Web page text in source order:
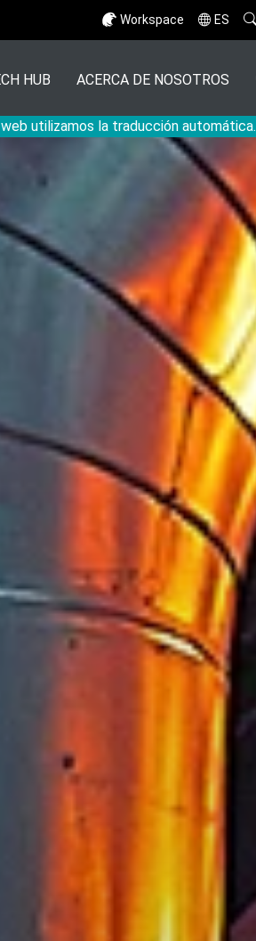
Workspace ES
utilizamos la traducción automática.
HUB ACERCA DE NOSOTROS